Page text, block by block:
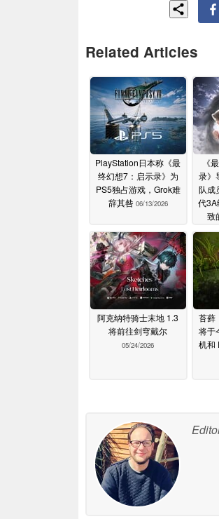
Related Articles
PlayStation日本称《最
终幻想7：启示录》为
PS5独占游戏，Grok难
辞其咎 06/13/2026
《
录》
队成
代3A
致
阿克纳特骑士末地 1.3
将前往剑穹戴尔
05/24/2026
苔藓
将于
机和